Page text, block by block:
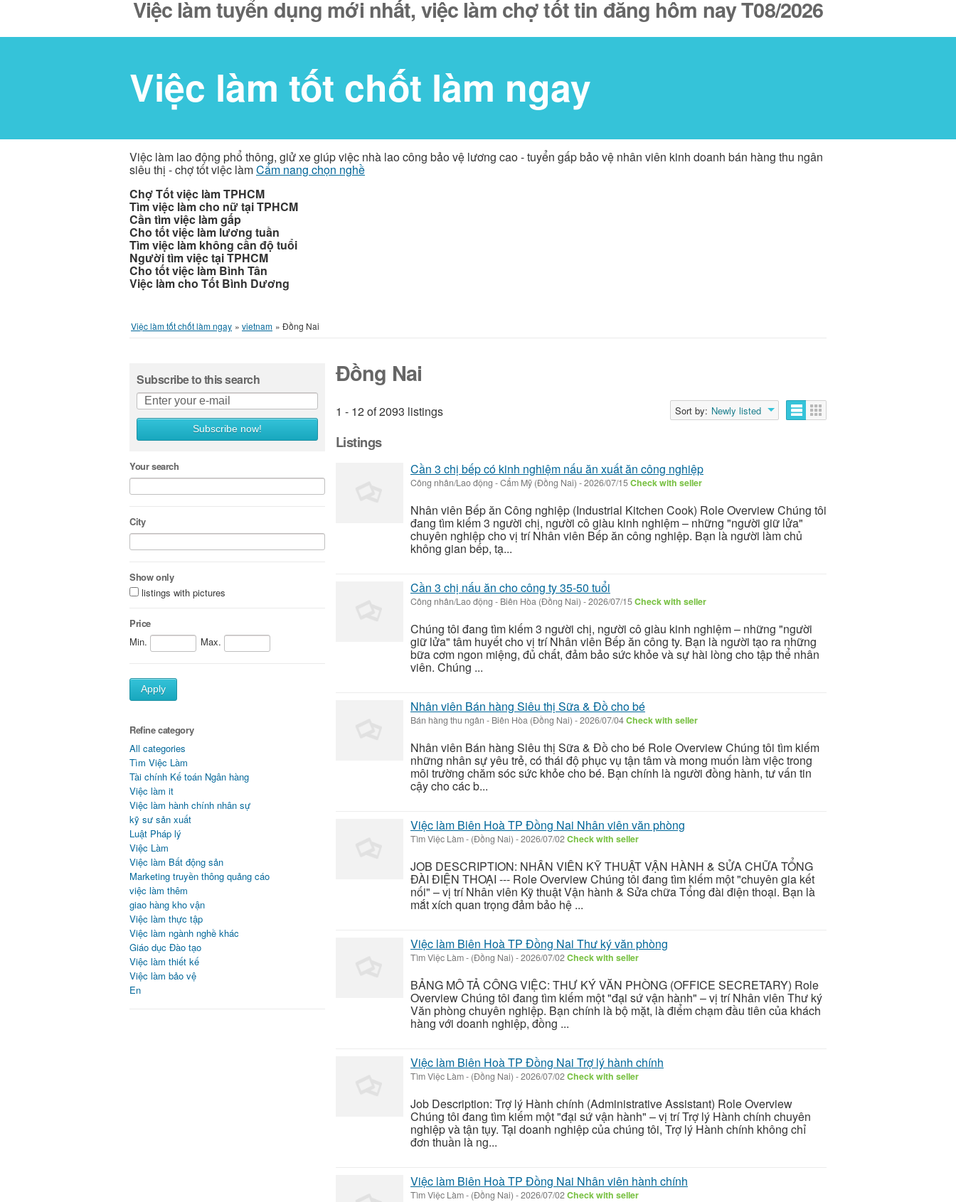
Việc làm tuyển dụng mới nhất, việc làm chợ tốt tin đăng hôm nay T08/2026
Việc làm tốt chốt làm ngay
Việc làm lao động phổ thông, giử xe giúp việc nhà lao công bảo vệ lương cao - tuyển gấp bảo vệ nhân viên kinh doanh bán hàng thu ngân
siêu thị - chợ tốt việc làmCẩm nang chọn nghề
Chợ Tốt việc làm TPHCM
Tìm việc làm cho nữ tại TPHCM
Cần tìm việc làm gấp
Cho tốt việc làm lương tuần
Tìm việc làm không cần độ tuổi
Người tìm việc tại TPHCM
Cho tốt việc làm Bình Tân
Việc làm cho Tốt Bình Dương
Việc làm tốt chốt làm ngay » vietnam » Đồng Nai
Subscribe to this search
Subscribe now!
Your search
City
Show only
listings with pictures
Price
Min.
Max.
Apply
Refine category
All categories
Tìm Việc Làm
Tài chính Kế toán Ngân hàng
Việc làm it
Việc làm hành chính nhân sự
kỹ sư sản xuất
Luật Pháp lý
Việc Làm
Việc làm Bất động sản
Marketing truyền thông quảng cáo
việc làm thêm
giao hàng kho vận
Việc làm thực tập
Việc làm ngành nghề khác
Giáo dục Đào tạo
Việc làm thiết kế
Việc làm bảo vệ
En
Đồng Nai
1 - 12 of 2093 listings Sort by: Newly listed
Listings
Cần 3 chị bếp có kinh nghiệm nấu ăn xuất ăn công nghiệp
Công nhân/Lao động -Cẩm Mỹ (Đồng Nai) -2026/07/15Check with seller
Nhân viên Bếp ăn Công nghiệp (Industrial Kitchen Cook) Role Overview Chúng tôi
đang tìm kiếm 3 người chị, người cô giàu kinh nghiệm – những "người giữ lửa"
chuyên nghiệp cho vị trí Nhân viên Bếp ăn công nghiệp. Bạn là người làm chủ
không gian bếp, tạ...
Cần 3 chị nấu ăn cho công ty 35-50 tuổi
Công nhân/Lao động - Biên Hòa (Đồng Nai) -2026/07/15Check with seller
Chúng tôi đang tìm kiếm 3 người chị, người cô giàu kinh nghiệm – những "người
giữ lửa" tâm huyết cho vị trí Nhân viên Bếp ăn công ty. Bạn là người tạo ra những
bữa cơm ngon miệng, đủ chất, đảm bảo sức khỏe và sự hài lòng cho tập thể nhân
viên. Chúng ...
Nhân viên Bán hàng Siêu thị Sữa & Đồ cho bé
Bán hàng thu ngân - Biên Hòa (Đồng Nai) -2026/07/04Check with seller
Nhân viên Bán hàng Siêu thị Sữa & Đồ cho bé Role Overview Chúng tôi tìm kiếm
những nhân sự yêu trẻ, có thái độ phục vụ tận tâm và mong muốn làm việc trong
môi trường chăm sóc sức khỏe cho bé. Bạn chính là người đồng hành, tư vấn tin
cậy cho các b...
Việc làm Biên Hoà TP Đồng Nai Nhân viên văn phòng
Tìm Việc Làm- (Đồng Nai) -2026/07/02Check with seller
JOB DESCRIPTION: NHÂN VIÊN KỸ THUẬT VẬN HÀNH & SỬA CHỮA TỔNG
ĐÀI ĐIỆN THOẠI --- Role Overview Chúng tôi đang tìm kiếm một "chuyên gia kết
nối" – vị trí Nhân viên Kỹ thuật Vận hành & Sửa chữa Tổng đài điện thoại. Bạn là
mắt xích quan trọng đảm bảo hệ ...
Việc làm Biên Hoà TP Đồng Nai Thư ký văn phòng
Tìm Việc Làm- (Đồng Nai) -2026/07/02Check with seller
BẢNG MÔ TẢ CÔNG VIỆC: THƯ KÝ VĂN PHÒNG (OFFICE SECRETARY) Role
Overview Chúng tôi đang tìm kiếm một "đại sứ vận hành" – vị trí Nhân viên Thư ký
Văn phòng chuyên nghiệp. Bạn chính là bộ mặt, là điểm chạm đầu tiên của khách
hàng với doanh nghiệp, đồng ...
Việc làm Biên Hoà TP Đồng Nai Trợ lý hành chính
Tìm Việc Làm- (Đồng Nai) -2026/07/02Check with seller
Job Description: Trợ lý Hành chính (Administrative Assistant) Role Overview
Chúng tôi đang tìm kiếm một "đại sứ vận hành" – vị trí Trợ lý Hành chính chuyên
nghiệp và tận tụy. Tại doanh nghiệp của chúng tôi, Trợ lý Hành chính không chỉ
đơn thuần là ng...
Việc làm Biên Hoà TP Đồng Nai Nhân viên hành chính
Tìm Việc Làm- (Đồng Nai) -2026/07/02Check with seller